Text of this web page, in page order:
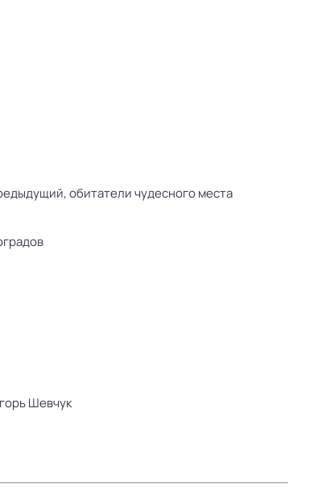
обитатели чудесного места
Шевчук